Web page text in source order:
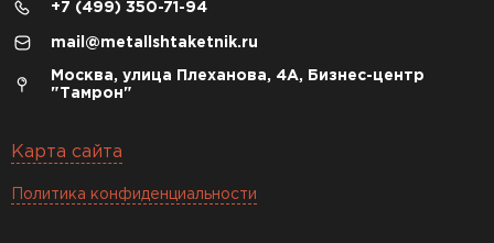
+7 (499) 350-71-94
mail@metallshtaketnik.ru
Москва, улица Плеханова, 4А, Бизнес-центр
"Тамрон"
Карта сайта
Политика конфиденциальности